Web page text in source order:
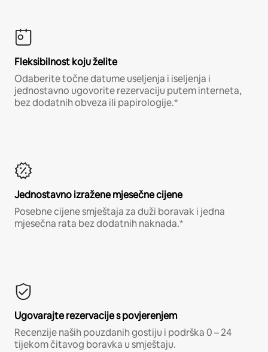
Fleksibilnost koju želite
Odaberite točne datume useljenja i iseljenja i
jednostavno ugovorite rezervaciju putem interneta,
bez dodatnih obveza ili papirologije.*
Jednostavno izražene mjesečne cijene
Posebne cijene smještaja za duži boravak i jedna
mjesečna rata bez dodatnih naknada.*
Ugovarajte rezervacije s povjerenjem
Recenzije naših pouzdanih gostiju i podrška 0 – 24
tijekom čitavog boravka u smještaju.